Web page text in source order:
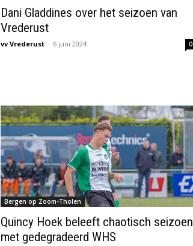
Dani Gladdines over het seizoen van
Vrederust
vv Vrederust - 6 juni 2024 0
Bergen op Zoom-Tholen
Quincy Hoek beleeft chaotisch seizoen
met gedegradeerd WHS